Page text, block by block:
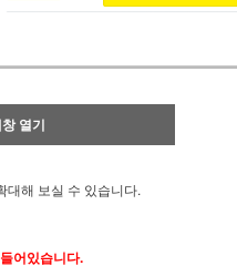
열기
대해 보실 수 있습니다.
어있습니다.